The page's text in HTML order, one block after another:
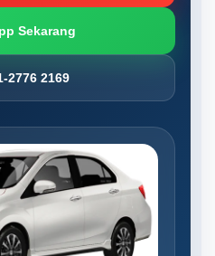
Sekarang
2776 2169